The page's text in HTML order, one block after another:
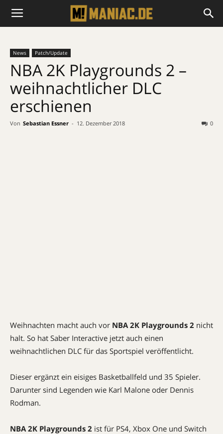
News Patch/Update
NBA 2K Playgrounds 2 –
weihnachtlicher DLC
erschienen
Von Sebastian Essner - 12. Dezember 2018 0
Weihnachten macht auch vor NBA 2K Playgrounds 2 nicht
halt. So hat Saber Interactive jetzt auch einen
weihnachtlichen DLC für das Sportspiel veröffentlicht.
Dieser ergänzt ein eisiges Basketballfeld und 35 Spieler.
Darunter sind Legenden wie Karl Malone oder Dennis
Rodman.
NBA 2K Playgrounds 2 ist für PS4, Xbox One und Switch